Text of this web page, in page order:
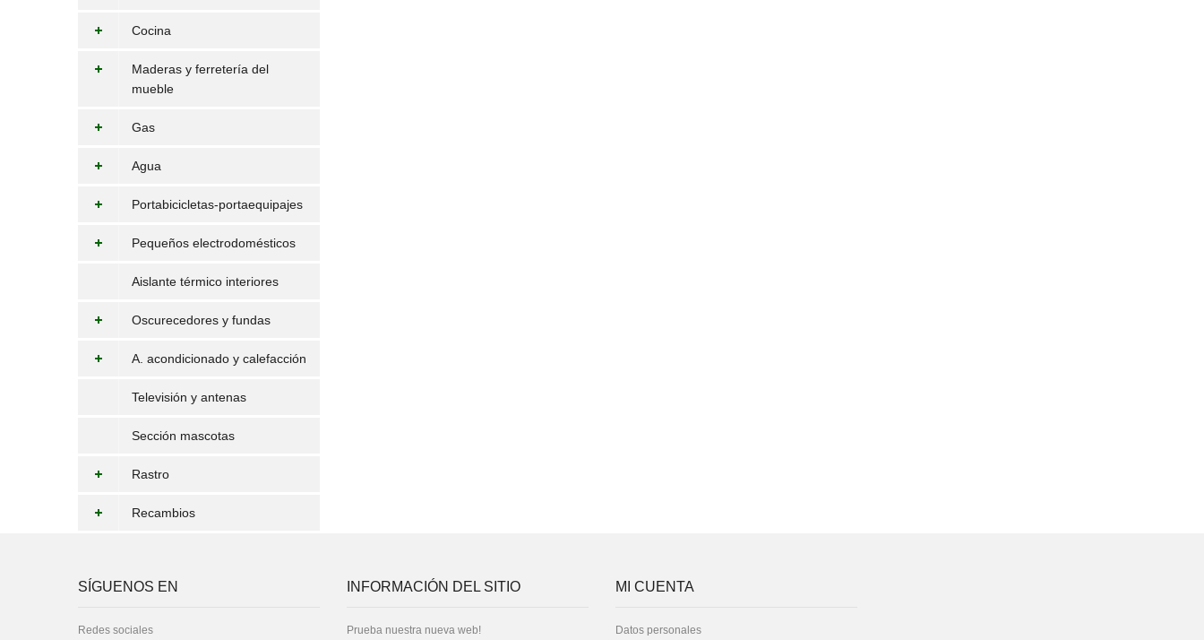
Cocina
Maderas y ferretería del
mueble
Gas
Agua
Portabicicletas-portaequipajes
Pequeños electrodomésticos
Aislante térmico interiores
Oscurecedores y fundas
A. acondicionado y calefacción
Televisión y antenas
Sección mascotas
Rastro
Recambios
SÍGUENOS EN
Redes sociales
INFORMACIÓN DEL SITIO
Prueba nuestra nueva web!
MI CUENTA
Datos personales